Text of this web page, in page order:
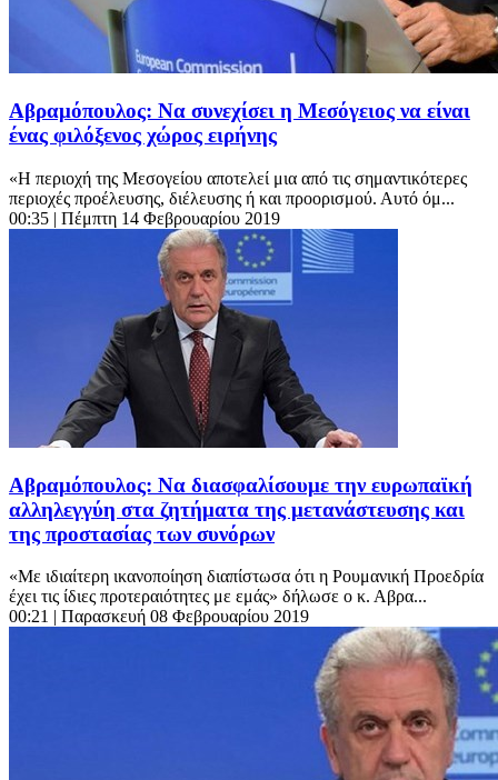
Αβραμόπουλος: Να συνεχίσει η Μεσόγειος να είναι
ένας φιλόξενος χώρος ειρήνης
«Η περιοχή της Μεσογείου αποτελεί μια από τις σημαντικότερες
περιοχές προέλευσης, διέλευσης ή και προορισμού. Αυτό όμ...
00:35 | Πέμπτη 14 Φεβρουαρίου 2019
Αβραμόπουλος: Να διασφαλίσουμε την ευρωπαϊκή
αλληλεγγύη στα ζητήματα της μετανάστευσης και
της προστασίας των συνόρων
«Με ιδιαίτερη ικανοποίηση διαπίστωσα ότι η Ρουμανική Προεδρία
έχει τις ίδιες προτεραιότητες με εμάς» δήλωσε ο κ. Αβρα...
00:21 | Παρασκευή 08 Φεβρουαρίου 2019